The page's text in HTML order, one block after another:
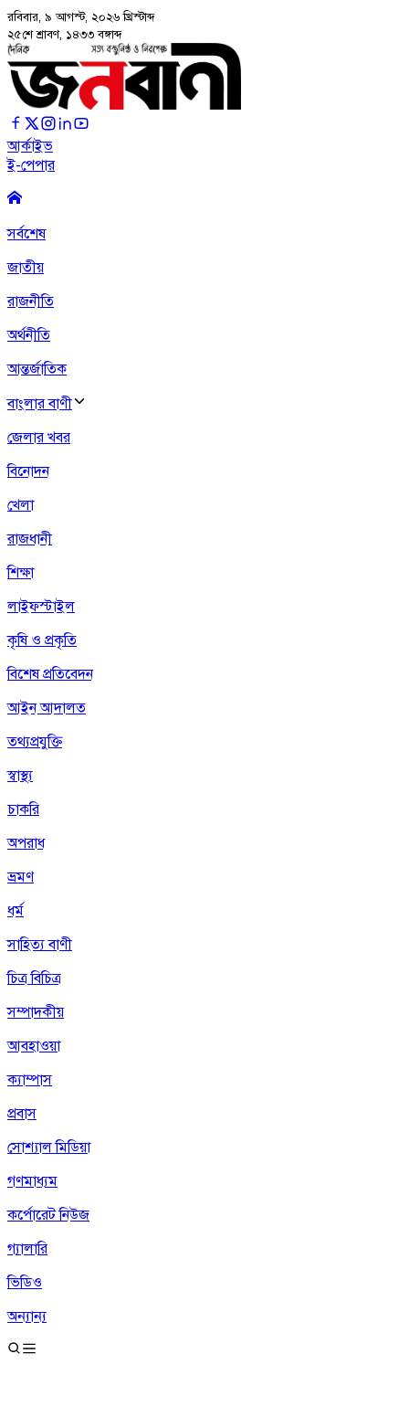
রবিবার, ৯ আগস্ট, ২০২৬ খ্রিস্টাব্দ
২৫শে শ্রাবণ, ১৪৩৩ বঙ্গাব্দ
আর্কাইভ
ই-পেপার
সর্বশেষ
জাতীয়
রাজনীতি
অর্থনীতি
আন্তর্জাতিক
বাংলার বাণী
জেলার খবর
বিনোদন
খেলা
রাজধানী
শিক্ষা
লাইফস্টাইল
কৃষি ও প্রকৃতি
বিশেষ প্রতিবেদন
আইন আদালত
তথ্যপ্রযুক্তি
স্বাস্থ্য
চাকরি
অপরাধ
ভ্রমণ
ধর্ম
সাহিত্য বাণী
চিত্র বিচিত্র
সম্পাদকীয়
আবহাওয়া
ক্যাম্পাস
প্রবাস
সোশ্যাল মিডিয়া
গণমাধ্যম
কর্পোরেট নিউজ
গ্যালারি
ভিডিও
অন্যান্য